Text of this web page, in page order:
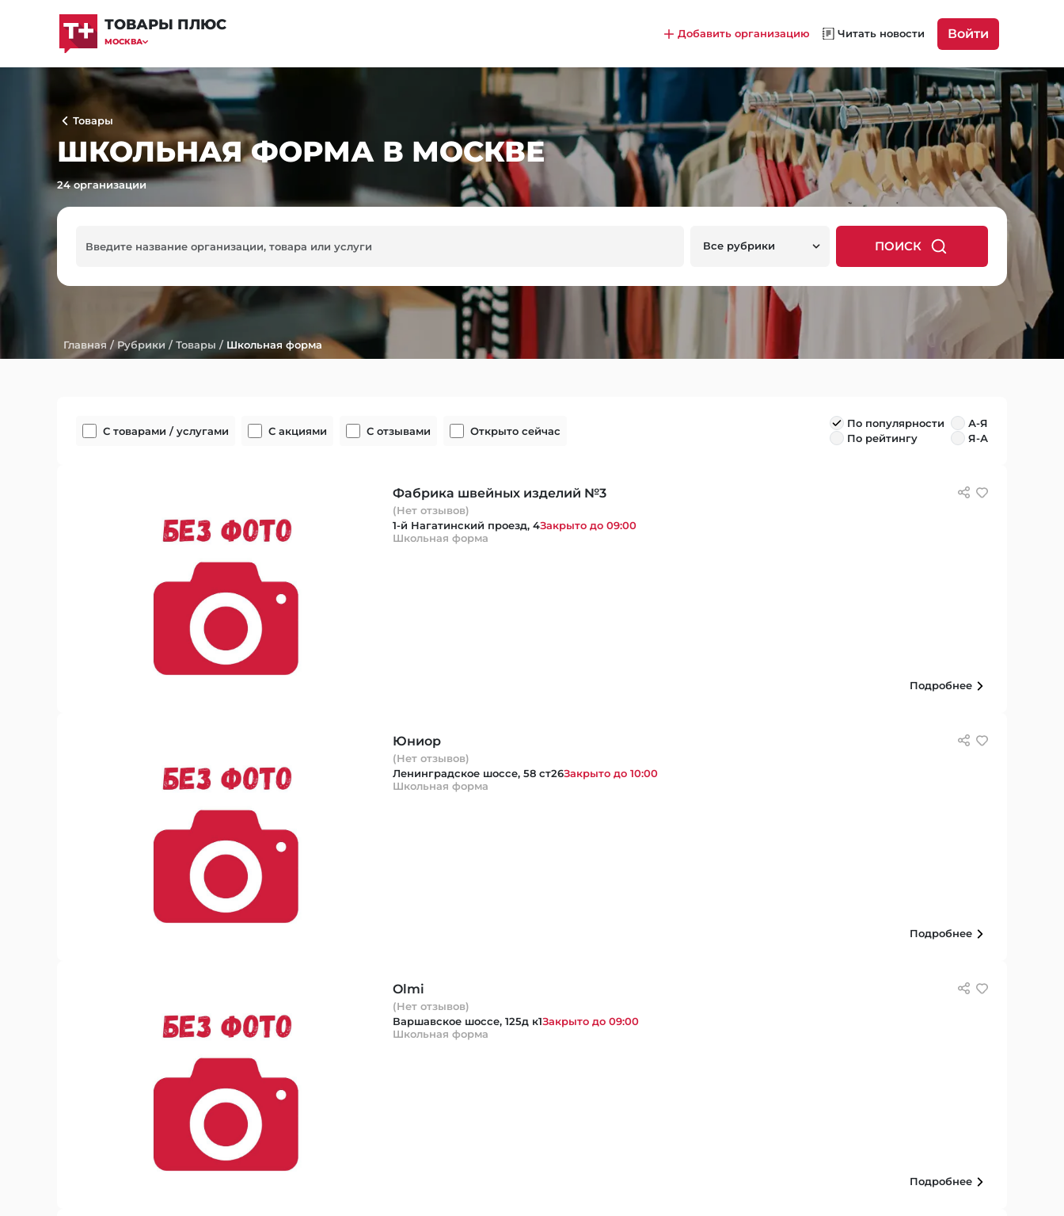
ТОВАРЫ ПЛЮС
МОСКВА
Добавить организацию Читать новости Войти
Товары
ШКОЛЬНАЯ ФОРМА В МОСКВЕ
24 организации
Все рубрики ПОИСК
Главная/ Рубрики /Товары / Школьная форма
С товарами / услугами С акциями С отзывами Открыто сейчас
По популярности
По рейтингу
А-Я
Я-А
Фабрика швейных изделий №3
(Нет отзывов)
1-й Нагатинский проезд, 4Закрыто до 09:00
Школьная форма
Подробнее
Юниор
(Нет отзывов)
Ленинградское шоссе, 58 ст26Закрыто до 10:00
Школьная форма
Подробнее
Olmi
(Нет отзывов)
Варшавское шоссе, 125д к1Закрыто до 09:00
Школьная форма
Подробнее